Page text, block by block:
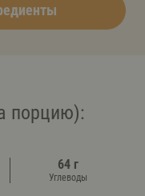
порцию):
64 г
Углеводы